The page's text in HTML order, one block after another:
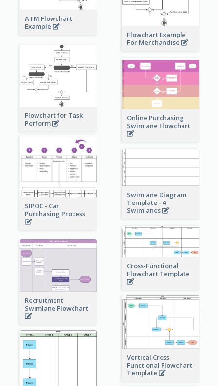
ATM Flowchart
Example
Flowchart Example
For Merchandise
Flowchart for Task
Perform
Online Purchasing
Swimlane Flowchart
SIPOC - Car
Purchasing Process
Swimlane Diagram
Template - 4
Swimlanes
Cross-Functional
Flowchart Template
Recruitment
Swimlane Flowchart
Vertical Cross-
Functional Flowchart
Template